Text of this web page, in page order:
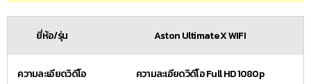
ยี่ห้อ/รุ่น Aston Ultimate X WIFI
ความละเอียดวิดีโอ ความละเอียดวิดีโอ Full HD 1080p